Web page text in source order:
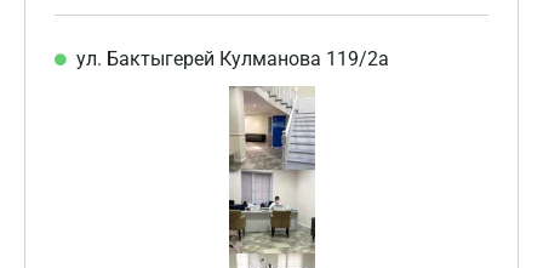
ул. Бактыгерей Кулманова 119/2а